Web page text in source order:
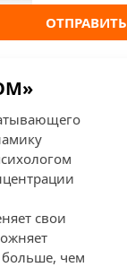
ОТПРАВИТЬ
свои
больше, чем